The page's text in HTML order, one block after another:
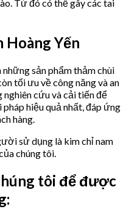
Từ đó có thể gây các tai
Hoàng Yến
sản phẩm thảm chùi
tối ưu về công năng và an
nghiên cứu và cải tiến để
hiệu quả nhất, đáp ứng
hàng.
sử dụng là kim chỉ nam
chúng tôi.
tôi để được